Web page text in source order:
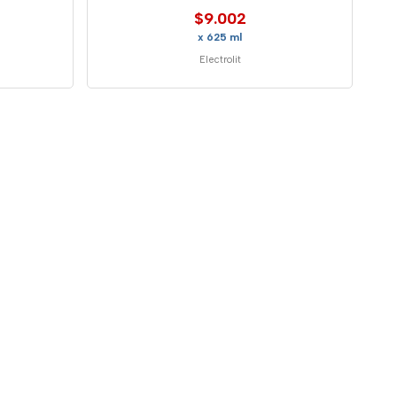
$9.002
x 625 ml
Electrolit